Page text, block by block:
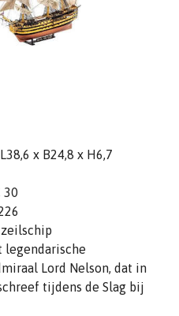
x B24,8 x H6,7
30
legendarische
Lord Nelson, dat in
tijdens de Slag bij